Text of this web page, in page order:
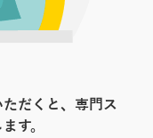
だくと、専門ス
す。